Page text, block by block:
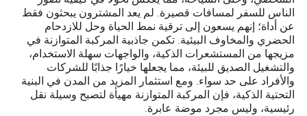
الناس للسفر لمسافات قصيرة. لم يعد المشترون يبحثون فقط
عن أداة؛ إنهم يسعون إلى ترقية نمط الحياة وحل للازدحام
الحضري والمخاوف البيئية. تكمن جاذبية المركبة المتوازنة في
مزيجها من المستشعرات الذكية، والواجهات سهلة الاستخدام،
والتشغيل الصديق للبيئة، مما يجعلها خيارًا جذابًا للشركات
والأفراد على حد سواء. ومع استثمار المزيد من المدن في البنية
التحتية الذكية، فإن المركبة المتوازنة مهيأة لتصبح وسيلة نقل
رئيسية، وليس مجرد موضة عابرة.